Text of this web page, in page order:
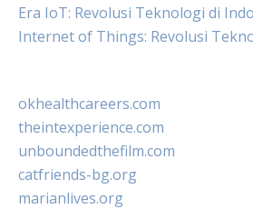
Era IoT: Revolusi Teknologi di
Internet of Things: Revolusi
okhealthcareers.com
theintexperience.com
unboundedthefilm.com
catfriends-bg.org
marianlives.org